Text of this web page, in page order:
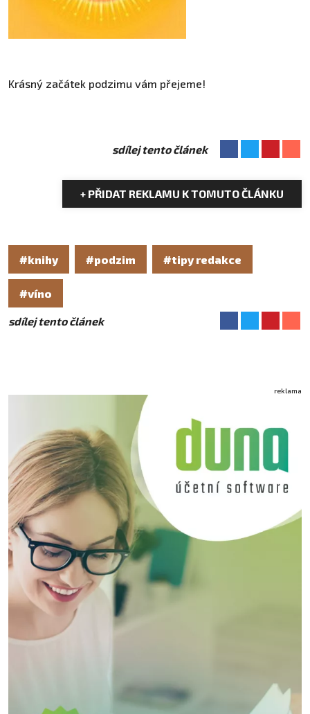
Krásný začátek podzimu vám přejeme!
sdílej tento článek
+ PŘIDAT REKLAMU K TOMUTO ČLÁNKU
#knihy #podzim #tipy redakce
#víno
sdílej tento článek
reklama